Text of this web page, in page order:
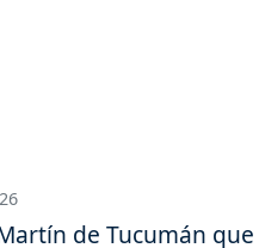
de Tucumán que